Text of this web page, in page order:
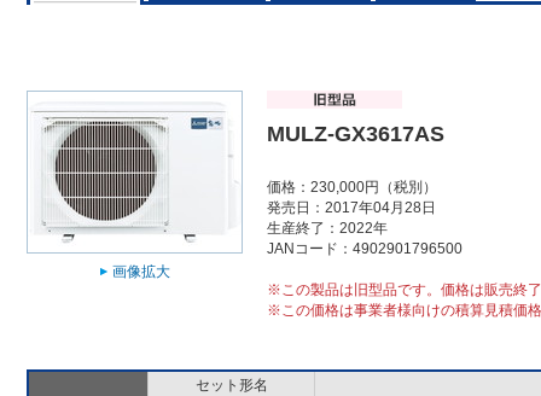
画像拡大
MULZ-GX3617AS
価格：230,000円（税別）
発売日：2017年04月28日
生産終了：2022年
JANコード：4902901796500
※この製品は旧型品です。価格は販売終
※この価格は事業者様向けの積算見積価
セット形名